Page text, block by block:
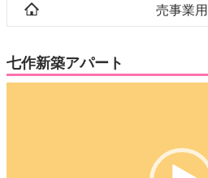
売事業用
七作新築アパート